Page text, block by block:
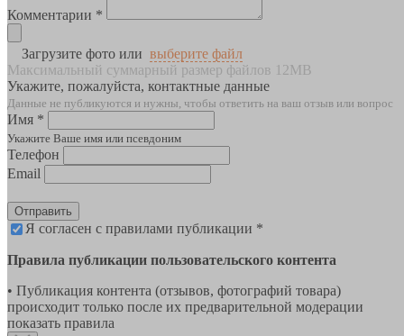
Комментарии *
Загрузите фото или выберите файл
Максимальный суммарный размер файлов 12MB
Укажите, пожалуйста, контактные данные
Данные не публикуются и нужны, чтобы ответить на ваш отзыв или вопрос
Имя *
Укажите Ваше имя или псевдоним
Телефон
Email
Отправить
Я согласен с правилами публикации *
Правила публикации пользовательского контента
• Публикация контента (отзывов, фотографий товара)
происходит только после их предварительной модерации
показать правила